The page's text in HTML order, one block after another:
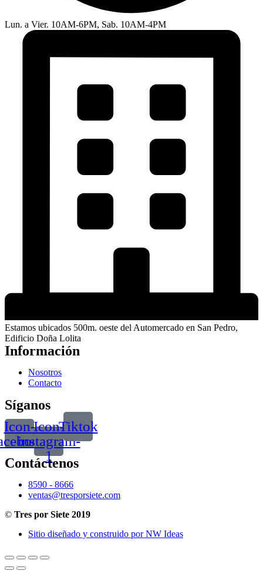
Lun. a Vier. 10AM-6PM, Sab. 10AM-4PM
Estamos ubicados 500m. oeste del Automercado en San Pedro,
Edificio Doña Lolita
Información
Nosotros
Contacto
Síganos
Icon-Icon-
instagram-
1
Tiktok
Contáctenos
8590 - 8666
ventas@tresporsiete.com
© Tres por Siete 2019
Sitio diseñado y construido por NW Ideas